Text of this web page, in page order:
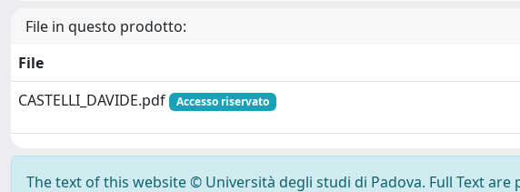
File in questo prodotto:
File
CASTELLI_DAVIDE.pdf
Accesso riservato
The text of this website © Università degli studi di Padova. Full Text are